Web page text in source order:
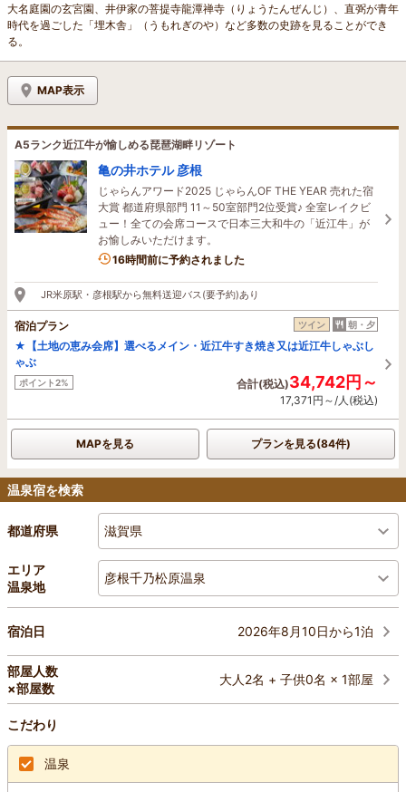
大名庭園の玄宮園、井伊家の菩提寺龍潭禅寺（りょうたんぜんじ）、直弼が青年
時代を過ごした「埋木舎」（うもれぎのや）など多数の史跡を見ることができ
る。
MAP表示
A5ランク近江牛が愉しめる琵琶湖畔リゾート
亀の井ホテル 彦根
じゃらんアワード2025 じゃらんOF THE YEAR 売れた宿
大賞 都道府県部門 11～50室部門2位受賞♪ 全室レイクビ
ュー！全ての会席コースで日本三大和牛の「近江牛」が
お愉しみいただけます。
5名がこの宿を見ています
16時間前に予約されました
JR米原駅・彦根駅から無料送迎バス(要予約)あり
宿泊プラン ツイン 朝・夕
★【土地の恵み会席】選べるメイン・近江牛すき焼き又は近江牛しゃぶし
ゃぶ
ポイント2% 合計(税込)34,742円～
17,371円～/人(税込)
MAPを見る プランを見る(84件)
温泉宿を検索
都道府県 滋賀県
エリア
温泉地
彦根千乃松原温泉
宿泊日 2026年8月10日から1泊
部屋人数
×部屋数
大人2名 + 子供0名 × 1部屋
こだわり
温泉